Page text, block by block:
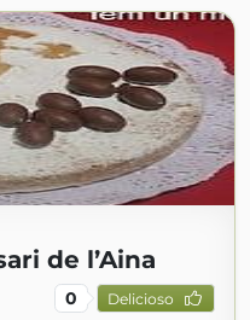
de l’Aina
0 Delicioso